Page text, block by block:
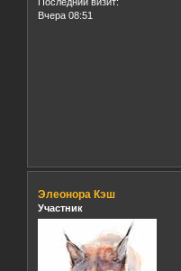
Вчера 08:51
Элеонора Кэш
Участник